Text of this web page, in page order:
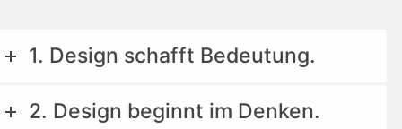
1. Design schafft Bedeutung.
2. Design beginnt im Denken.